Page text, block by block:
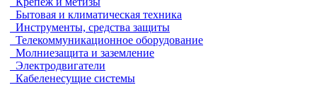
Бытовая и климатическая техника
Инструменты, средства защиты
Телекоммуникационное оборудование
Молниезащита и заземление
Электродвигатели
Кабеленесущие системы